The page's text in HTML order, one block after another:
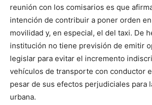
reunión con los comisarios es que
intención de contribuir a poner orden
movilidad y, en especial, el del taxi. De
institución no tiene previsión de emitir
legislar para evitar el incremento
vehículos de transporte con conductor
pesar de sus efectos perjudiciales para
urbana.